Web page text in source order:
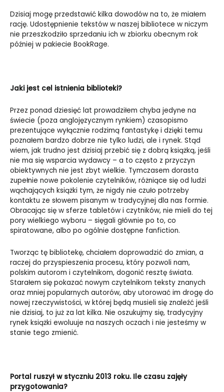
Dzisiaj mogę przedstawić kilka dowodów na to, że miałem
rację. Udostępnienie tekstów w naszej bibliotece w niczym
nie przeszkodziło sprzedaniu ich w zbiorku obecnym rok
później w pakiecie BookRage.
Jaki jest cel istnienia biblioteki?
Przez ponad dziesięć lat prowadziłem chyba jedyne na
świecie (poza anglojęzycznym rynkiem) czasopismo
prezentujące wyłącznie rodzimą fantastykę i dzięki temu
poznałem bardzo dobrze nie tylko ludzi, ale i rynek. Stąd
wiem, jak trudno jest dzisiaj przebić się z dobrą książką, jeśli
nie ma się wsparcia wydawcy – a to często z przyczyn
obiektywnych nie jest zbyt wielkie. Tymczasem dorasta
zupełnie nowe pokolenie czytelników, różniące się od ludzi
wąchających książki tym, że nigdy nie czuło potrzeby
kontaktu ze słowem pisanym w tradycyjnej dla nas formie.
Obracając się w sferze tabletów i czytników, nie mieli do tej
pory wielkiego wyboru – sięgali głównie po to, co
spiratowane, albo po ogólnie dostępne fanfiction.
Tworząc tę bibliotekę, chciałem doprowadzić do zmian, a
raczej do przyspieszenia procesu, który pozwoli nam,
polskim autorom i czytelnikom, dogonić resztę świata.
Starałem się pokazać nowym czytelnikom teksty znanych
oraz mniej popularnych autorów, aby utorować im drogę do
nowej rzeczywistości, w której będą musieli się znaleźć jeśli
nie dzisiaj, to już za lat kilka. Nie oszukujmy się, tradycyjny
rynek książki ewoluuje na naszych oczach i nie jesteśmy w
stanie tego zmienić.
Portal ruszył w styczniu 2013 roku. Ile czasu zajęły
przygotowania?